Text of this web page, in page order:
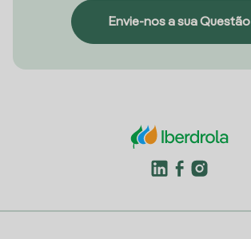
Envie-nos a sua Questão